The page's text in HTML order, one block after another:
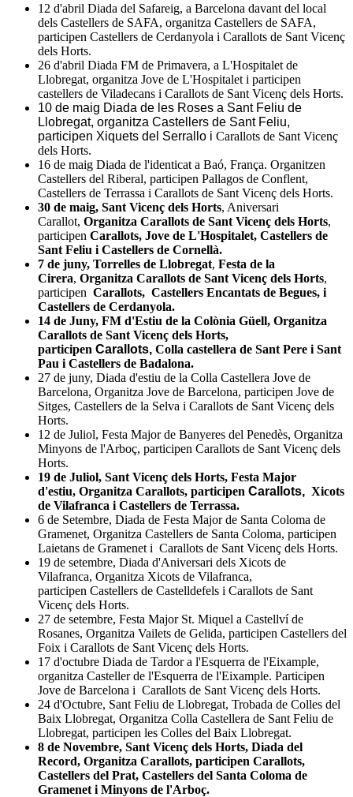
12 d'abril Diada del Safareig, a Barcelona davant del local
dels Castellers de SAFA, organitza Castellers de SAFA,
participen Castellers de Cerdanyola i Carallots de Sant Vicenç
dels Horts.
26 d'abril Diada FM de Primavera, a L'Hospitalet de
Llobregat, organitza Jove de L'Hospitalet i participen
castellers de Viladecans i Carallots de Sant Vicenç dels Horts.
10 de maig Diada de les Roses a Sant Feliu de
Llobregat, organitza Castellers de Sant Feliu,
participen Xiquets del Serrallo i Carallots de Sant Vicenç
dels Horts.
16 de maig Diada de l'identicat a Baó, França. Organitzen
Castellers del Riberal, participen Pallagos de Conflent,
Castellers de Terrassa i Carallots de Sant Vicenç dels Horts.
30 de maig, Sant Vicenç dels Horts, Aniversari
Carallot, Organitza Carallots de Sant Vicenç dels Horts,
participen Carallots, Jove de L'Hospitalet, Castellers de
Sant Feliu i Castellers de Cornellà.
7 de juny, Torrelles de Llobregat, Festa de la
Cirera, Organitza Carallots de Sant Vicenç dels Horts,
participen Carallots, Castellers Encantats de Begues, i
Castellers de Cerdanyola.
14 de Juny, FM d'Estiu de la Colònia Güell, Organitza
Carallots de Sant Vicenç dels Horts,
participen Carallots, Colla castellera de Sant Pere i Sant
Pau i Castellers de Badalona.
27 de juny, Diada d'estiu de la Colla Castellera Jove de
Barcelona, Organitza Jove de Barcelona, participen Jove de
Sitges, Castellers de la Selva i Carallots de Sant Vicenç dels
Horts.
12 de Juliol, Festa Major de Banyeres del Penedès, Organitza
Minyons de l'Arboç, participen Carallots de Sant Vicenç dels
Horts.
19 de Juliol, Sant Vicenç dels Horts, Festa Major
d'estiu, Organitza Carallots, participen Carallots, Xicots
de Vilafranca i Castellers de Terrassa.
6 de Setembre, Diada de Festa Major de Santa Coloma de
Gramenet, Organitza Castellers de Santa Coloma, participen
Laietans de Gramenet i Carallots de Sant Vicenç dels Horts.
19 de setembre, Diada d'Aniversari dels Xicots de
Vilafranca, Organitza Xicots de Vilafranca,
participen Castellers de Castelldefels i Carallots de Sant
Vicenç dels Horts.
27 de setembre, Festa Major St. Miquel a Castellví de
Rosanes, Organitza Vailets de Gelida, participen Castellers del
Foix i Carallots de Sant Vicenç dels Horts.
17 d'octubre Diada de Tardor a l'Esquerra de l'Eixample,
organitza Casteller de l'Esquerra de l'Eixample. Participen
Jove de Barcelona i Carallots de Sant Vicenç dels Horts.
24 d'Octubre, Sant Feliu de Llobregat, Trobada de Colles del
Baix Llobregat, Organitza Colla Castellera de Sant Feliu de
Llobregat, participen les Colles del Baix Llobregat.
8 de Novembre, Sant Vicenç dels Horts, Diada del
Record, Organitza Carallots, participen Carallots,
Castellers del Prat, Castellers del Santa Coloma de
Gramenet i Minyons de l'Arboç.